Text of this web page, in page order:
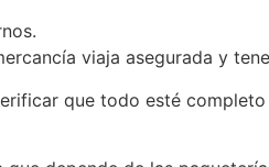
viaja asegurada y
que todo esté